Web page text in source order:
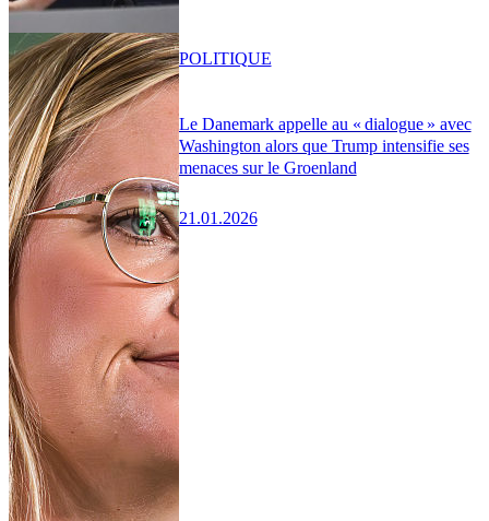
Le Danemark appelle au « dialogue » avec
Washington alors que Trump intensifie ses
menaces sur le Groenland
21.01.2026
POLITIQUE